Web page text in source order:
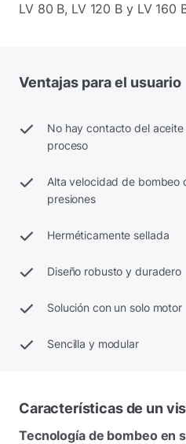
LV 80 B, LV 120 B y LV 160
Ventajas parael usuario
No hay contacto del
proceso
Alta velocidad de bombeo
presiones
Herméticamente sellada
Diseño robusto y duradero
Solución con un solo motor
Sencilla y modular
Características de un
Tecnología de bombeo en